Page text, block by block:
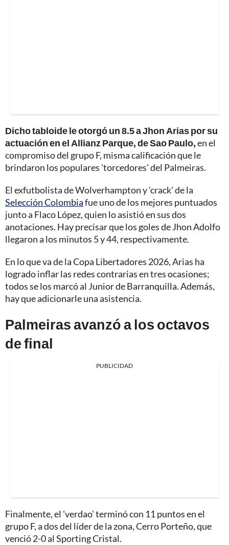
Dicho tabloide le otorgó un 8.5 a Jhon Arias por su
actuación en el Allianz Parque, de Sao Paulo,en el
compromiso del grupo F, misma calificación que le
brindaron los populares 'torcedores' del Palmeiras.
El exfutbolista de Wolverhampton y 'crack' de la
Selección Colombiafue uno de los mejores puntuados
junto a Flaco López, quien lo asistió en sus dos
anotaciones. Hay precisar que los goles de Jhon Adolfo
llegaron a los minutos 5 y 44, respectivamente.
En lo que va de la Copa Libertadores 2026, Arias ha
logrado inflar las redes contrarias en tres ocasiones;
todos se los marcó al Junior de Barranquilla. Además,
hay que adicionarle una asistencia.
Palmeiras avanzó a los octavos
de final
PUBLICIDAD
Finalmente, el 'verdao' terminó con 11 puntos en el
grupo F, a dos del líder de la zona, Cerro Porteño, que
venció 2-0 al Sporting Cristal.